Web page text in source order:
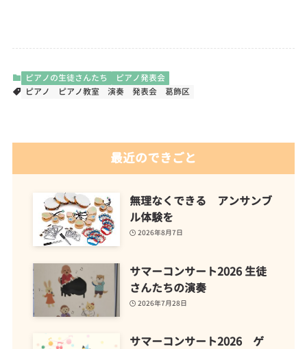
ピアノの生徒さんたち
ピアノ発表会
ピアノ
ピアノ教室 演奏 発表会 葛飾区
最近のできごと
無理なくできる アンサンブ
ル体験を
2026年8月7日
サマーコンサート2026 生徒
さんたちの演奏
2026年7月28日
サマーコンサート2026 ゲ